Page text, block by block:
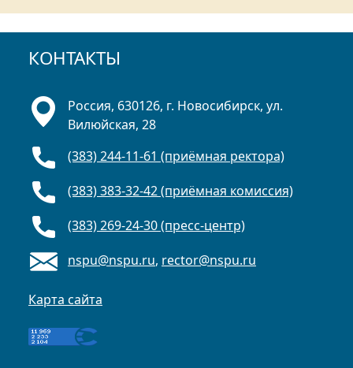
КОНТАКТЫ
Россия, 630126, г. Новосибирск, ул.
Вилюйская, 28
(383) 244-11-61 (приёмная ректора)
(383) 383-32-42 (приёмная комиссия)
(383) 269-24-30 (пресс-центр)
nspu@nspu.ru, rector@nspu.ru
Карта сайта